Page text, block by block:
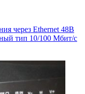
через Ethernet 48В
тип 10/100 Мбит/с